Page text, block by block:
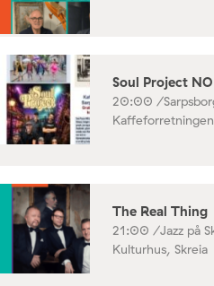
Soul Project
20:00 /
The Real Thing
21:00 /Jazz på
Kulturhus, Skreia